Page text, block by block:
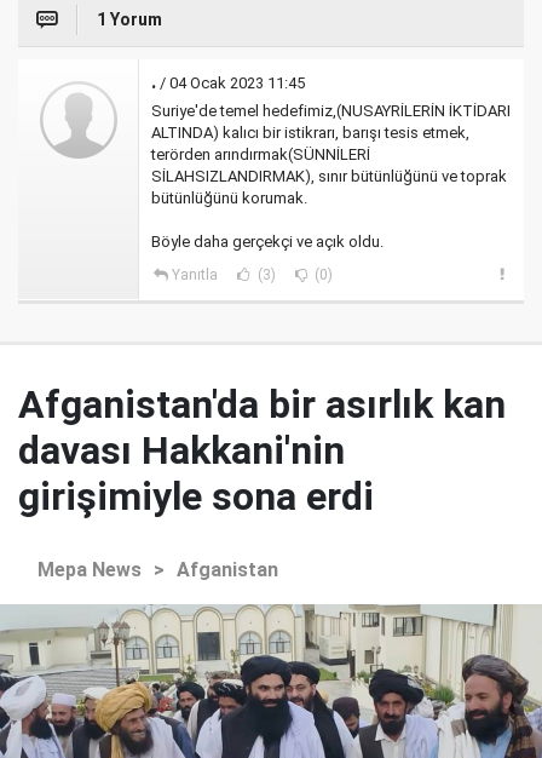
1 Yorum
. / 04 Ocak 2023 11:45
Suriye'de temel hedefimiz,(NUSAYRİLERİN İKTİDARI
ALTINDA) kalıcı bir istikrarı, barışı tesis etmek,
terörden arındırmak(SÜNNİLERİ
SİLAHSIZLANDIRMAK), sınır bütünlüğünü ve toprak
bütünlüğünü korumak.
Böyle daha gerçekçi ve açık oldu.
Yanıtla (3) (0)
Afganistan'da bir asırlık kan
davası Hakkani'nin
girişimiyle sona erdi
Mepa News > Afganistan